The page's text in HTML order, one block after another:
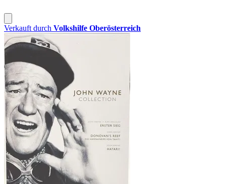
Verkauft durch Volkshilfe Oberösterreich